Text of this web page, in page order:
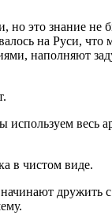
это знание не
на Руси,
наполняют
весь
в чистом виде.
дружить